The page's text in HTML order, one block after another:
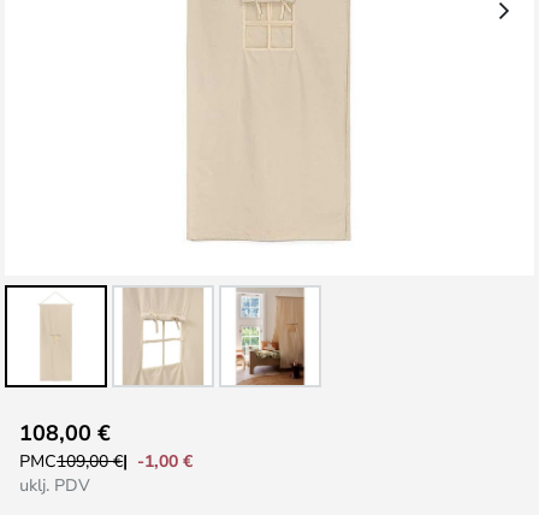
to
the
beginning
108,00 €
PMC109,00 €
-1,00 €
uklj. PDV